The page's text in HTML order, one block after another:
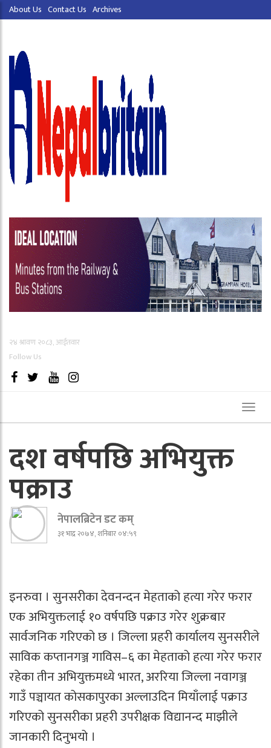
About Us Contact Us Archives
२४ श्रावण २०८३, आईतवार
Follow Us
दश वर्षपछि अभियुक्त
पक्राउ
नेपालब्रिटेन डट कम्
३१ भाद्र २०७४, शनिबार ०४:५९
इनरुवा । सुनसरीका देवनन्दन मेहताको हत्या गरेर फरार
एक अभियुक्तलाई १० वर्षपछि पक्राउ गरेर शुक्रबार
सार्वजनिक गरिएको छ । जिल्ला प्रहरी कार्यालय सुनसरीले
साविक कप्तानगञ्ज गाविस–६ का मेहताको हत्या गरेर फरार
रहेका तीन अभियुक्तमध्ये भारत, अररिया जिल्ला नवागञ्ज
गाउँ पञ्चायत कोसकापुरका अल्लाउदिन मियाँलाई पक्राउ
गरिएको सुनसरीका प्रहरी उपरीक्षक विद्यानन्द माझीले
जानकारी दिनुभयो ।